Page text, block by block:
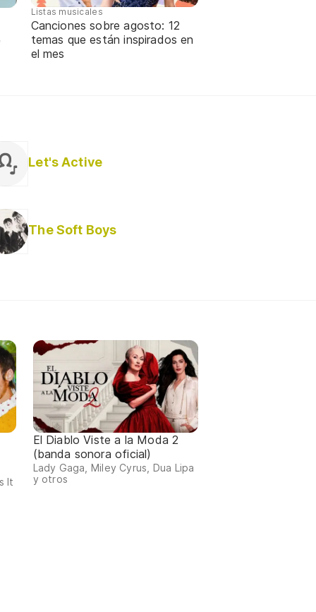
Listas musicales
Canciones sobre agosto: 12
temas que están inspirados en
el mes
Let's Active
The Soft Boys
It
El Diablo Viste a la Moda 2
(banda sonora oficial)
Lady Gaga, Miley Cyrus, Dua Lipa
y otros